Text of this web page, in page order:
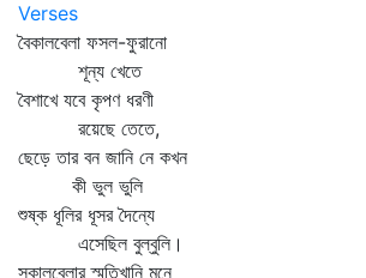
Verses
বৈকালবেলা ফসল-ফুরানো
শূন্য খেতে
বৈশাখে যবে কৃপণ ধরণী
রয়েছে তেতে,
ছেড়ে তার বন জানি নে কখন
কী ভুল ভুলি
শুষ্ক ধূলির ধূসর দৈন্যে
এসেছিল বুল্‌বুলি।
সকালবেলার স্মৃতিখানি মনে